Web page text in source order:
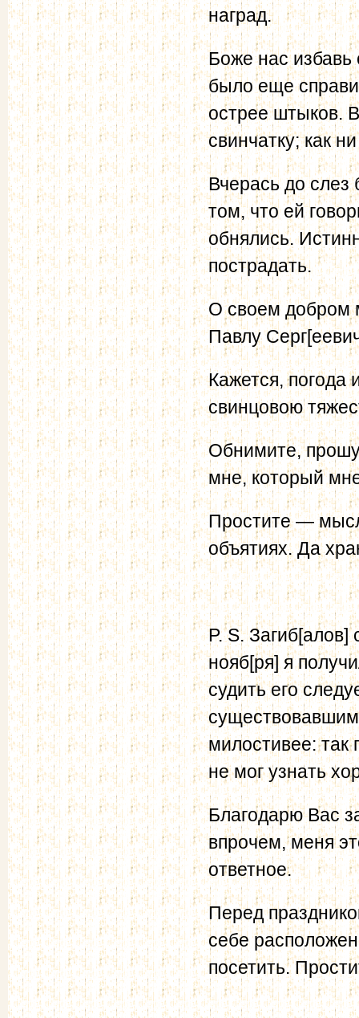
наград.
Боже нас
было еще
острее штыков.
свинчатку; как
Вчерась до слез
том, что ей
обнялись.
пострадать.
О своем добром
Павлу
Кажется, погода
свинцовою
Обнимите,
мне, который
Простите —
объятиях. Да
P. S.
нояб[ря] я
судить его
милостивее:
не мог узнать
Благодарю Вас
впрочем, меня
ответное.
Перед
себе
посетить.